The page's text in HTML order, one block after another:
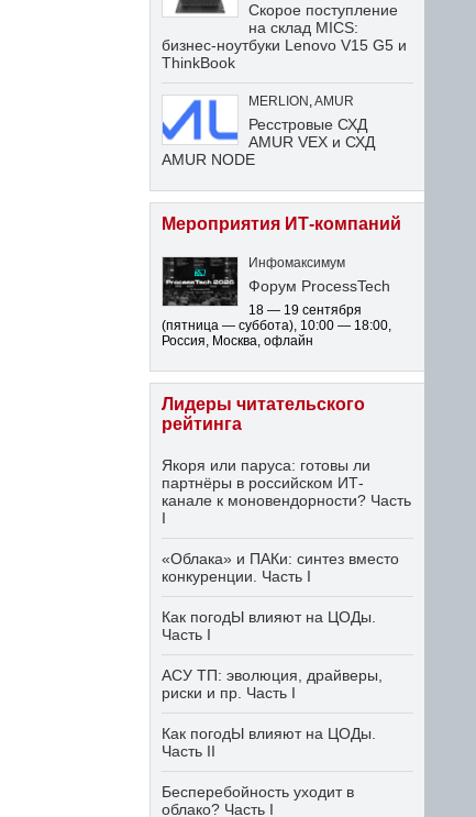
Скорое поступление
на склад MICS:
бизнес-ноутбуки Lenovo V15 G5 и
ThinkBook
MERLION AMUR
Ресстровые СХД
AMUR VEX и СХД
AMUR NODE
Мероприятия ИТ-компаний
Инфомаксимум
Форум ProcessTech
18 — 19 сентября
(пятница — суббота), 10:00 — 18:00,
Россия, Москва, офлайн
Лидеры читательского
рейтинга
Якоря или паруса: готовы ли
партнёры в российском ИТ-
канале к моновендорности? Часть
I
«Облака» и ПАКи: синтез вместо
конкуренции. Часть I
Как погодЫ влияют на ЦОДы.
Часть I
АСУ ТП: эволюция, драйверы,
риски и пр. Часть I
Как погодЫ влияют на ЦОДы.
Часть II
Бесперебойность уходит в
облако? Часть I